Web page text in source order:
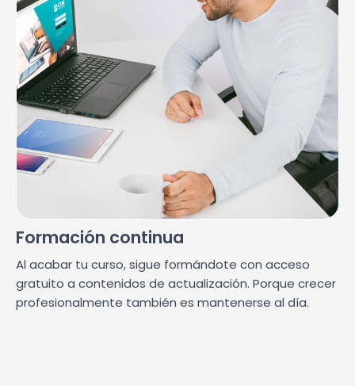
Formación continua
Al acabar tu curso, sigue formándote con acceso
gratuito a contenidos de actualización. Porque crecer
profesionalmente también es mantenerse al día.